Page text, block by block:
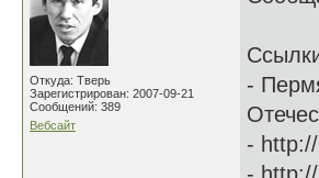
Откуда: Тверь
Зарегистрирован: 2007-09-21
Сообщений: 389
Вебсайт
-
-